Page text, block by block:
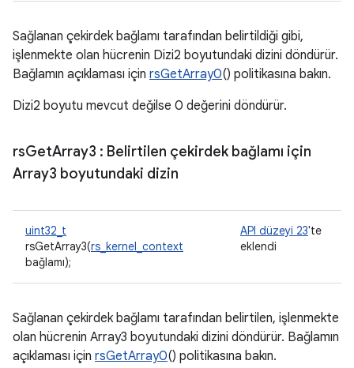
Sağlanan çekirdek bağlamı tarafından belirtildiği gibi,
işlenmekte olan hücrenin Dizi2 boyutundaki dizini döndürür.
Bağlamın açıklaması için rsGetArray0() politikasına bakın.
Dizi2 boyutu mevcut değilse 0 değerini döndürür.
rsGetArray3 : Belirtilen çekirdek bağlamı için
Array3 boyutundaki dizin
uint32_t
rsGetArray3(rs_kernel_context
bağlamı);
API düzeyi 23'te
eklendi
Sağlanan çekirdek bağlamı tarafından belirtilen, işlenmekte
olan hücrenin Array3 boyutundaki dizini döndürür. Bağlamın
açıklaması için rsGetArray0() politikasına bakın.